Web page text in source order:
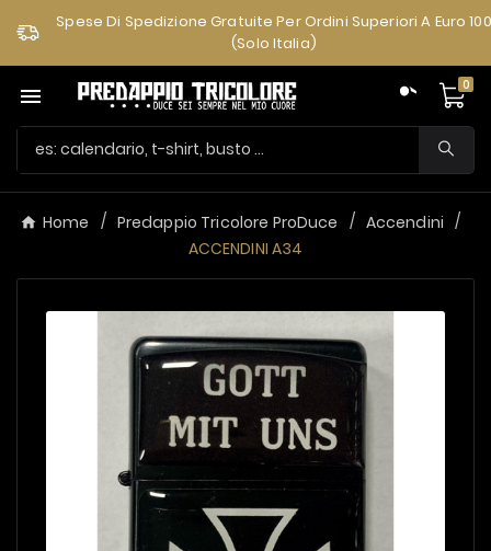
Spese Di Spedizione Gratuite Per Ordini Superiori A Euro 100
(solo Italia)
 0
Home Predappio Tricolore ProDuce
Accendini
ACCENDINI A34